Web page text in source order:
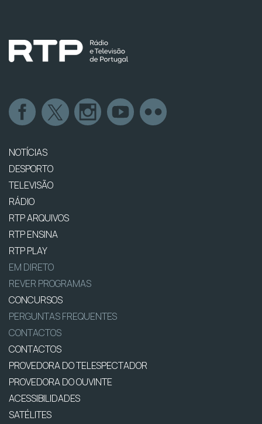
NOTÍCIAS
DESPORTO
TELEVISÃO
RÁDIO
RTP ARQUIVOS
RTP ENSINA
RTP PLAY
EM DIRETO
REVER PROGRAMAS
CONCURSOS
PERGUNTAS FREQUENTES
CONTACTOS
CONTACTOS
PROVEDORA DO TELESPECTADOR
PROVEDORA DO OUVINTE
ACESSIBILIDADES
SATÉLITES